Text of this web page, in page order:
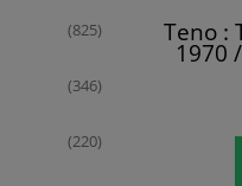
(825)
(346)
(220)
Teno :
1970